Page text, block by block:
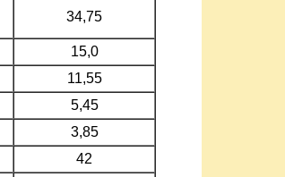
34,75
15,0
11,55
5,45
3,85
42